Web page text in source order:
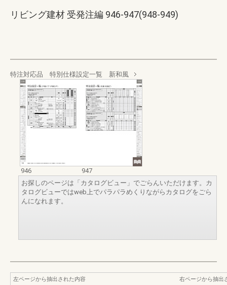
リビング建材 受発注編 946-947(948-949)
特注対応品 特別仕様設定一覧 新和風
946
947
お探しのページは「カタログビュー」でごらんいただけます。カ
タログビューではweb上でパラパラめくりながらカタログをごら
んになれます。
左ページから抽出された内容
右ページから抽出